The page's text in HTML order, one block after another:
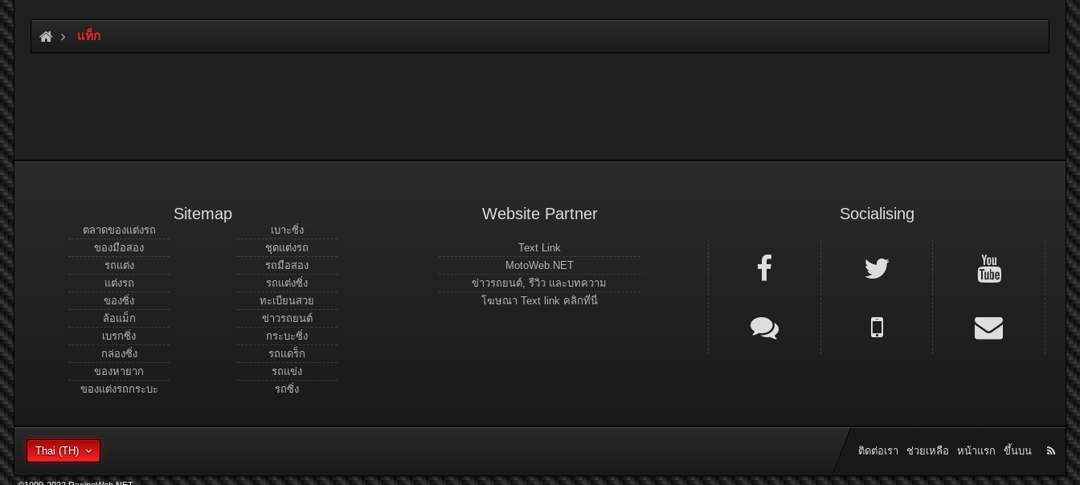
แท็ก
Sitemap
ตลาดของแต่งรถ
ของมือสอง
รถแต่ง
แต่งรถ
ของซิ่ง
ล้อแม็ก
เบรกซิ่ง
กล่องซิ่ง
ของหายาก
ของแต่งรถกระบะ
เบาะซิ่ง
ชุดแต่งรถ
รถมือสอง
รถแต่งซิ่ง
ทะเบียนสวย
ข่าวรถยนต์
กระบะซิ่ง
รถแดร็ก
รถแข่ง
รถซิ่ง
Website Partner
Text Link
MotoWeb.NET
ข่าวรถยนต์, รีวิว และบทความ
โฆษณา Text link คลิกที่นี่
Socialising
Thai (TH) ติดต่อเรา ช่วยเหลือ หน้าแรก ขึ้นบน